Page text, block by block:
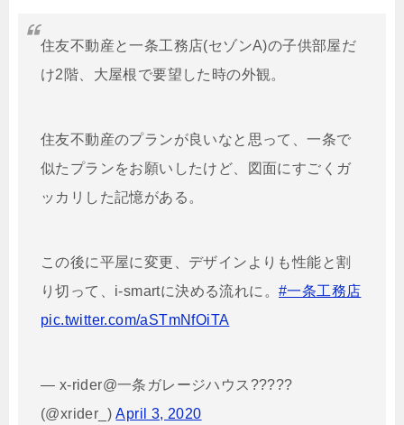
住友不動産と一条工務店(セゾンA)の子供部屋だ
け2階、大屋根で要望した時の外観。
住友不動産のプランが良いなと思って、一条で
似たプランをお願いしたけど、図面にすごくガ
ッカリした記憶がある。
この後に平屋に変更、デザインよりも性能と割
り切って、i-smartに決める流れに。 #一条工務店
pic.twitter.com/aSTmNfOiTA
— x-rider@一条ガレージハウス?????
(@xrider_)April 3, 2020